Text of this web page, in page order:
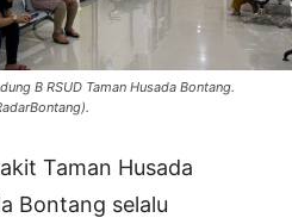
B RSUD Taman Husada Bontang.
Taman Husada
Bontang selalu